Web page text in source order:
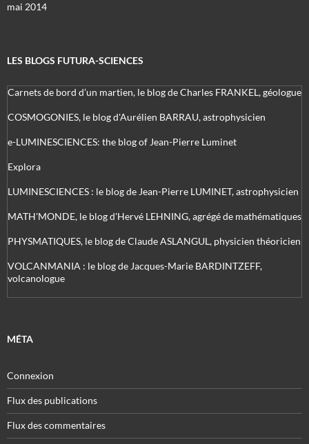
mai 2014
LES BLOGS FUTURA-SCIENCES
Carnets de bord d’un martien, le blog de Charles FRANKEL, géologue
COSMOGONIES, le blog d'Aurélien BARRAU, astrophysicien
e-LUMINESCIENCES: the blog of Jean-Pierre Luminet
Explora
LUMINESCIENCES : le blog de Jean-Pierre LUMINET, astrophysicien
MATH'MONDE, le blog d'Hervé LEHNING, agrégé de mathématiques
PHYSMATIQUES, le blog de Claude ASLANGUL, physicien théoricien
VOLCANMANIA : le blog de Jacques-Marie BARDINTZEFF,
volcanologue
MÉTA
Connexion
Flux des publications
Flux des commentaires